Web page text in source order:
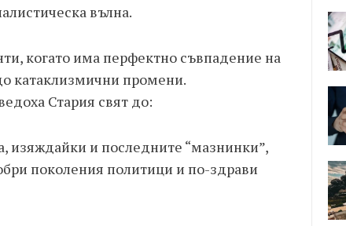
вълна.
когато има перфектно съвпадение на
катаклизмични промени.
Стария свят до:
изяждайки и последните “мазнинки”,
поколения политици и по-здрави